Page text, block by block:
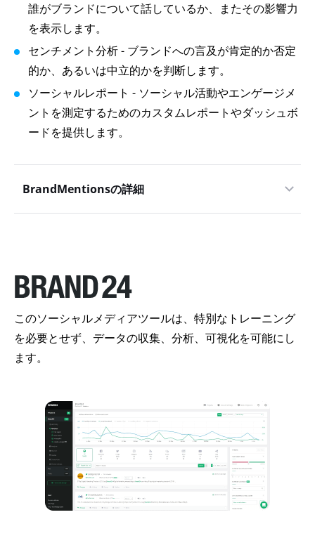
誰がブランドについて話しているか、またその影響力
を表示します。
センチメント分析 - ブランドへの言及が肯定的か否定
的か、あるいは中立的かを判断します。
ソーシャルレポート - ソーシャル活動やエンゲージメ
ントを測定するためのカスタムレポートやダッシュボ
ードを提供します。
BrandMentionsの詳細
このソーシャルメディアツールは、特別なトレーニング
を必要とせず、データの収集、分析、可視化を可能にし
ます。